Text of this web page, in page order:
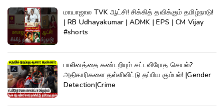
மாயாஜால TVK ஆட்சி! சிக்கித் தவிக்கும் தமிழ்நாடு!
| RB Udhayakumar | ADMK | EPS | CM Vijay
#shorts
பாலினத்தை கண்டறியும் சட்டவிரோத செயல்?
அதிகாரிகளை தள்ளிவிட்டு தப்பிய கும்பல்! |Gender
Detection|Crime